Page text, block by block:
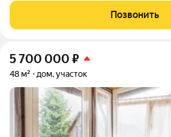
инфраструктура в шаговой доступности:
магазины, остановки общественного
Позвонить
5 700 000 ₽
48 м² дом, участок